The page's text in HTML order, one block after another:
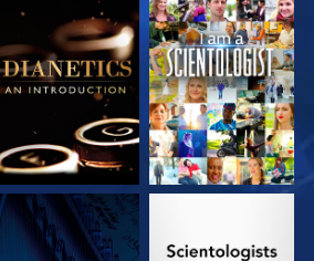
UTFORSKA
TITTA